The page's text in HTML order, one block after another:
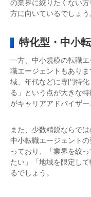
の業界に絞りたくない
方に向いているでしょう
特化型・中小
一方、中小規模の転職
職エージェントもあり
域、年代などに専門特
る」という点が大きな
がキャリアアドバイザ
また、少数精鋭ならで
中小転職エージェント
っており、「業界を絞
たい」「地域を限定し
るでしょう。